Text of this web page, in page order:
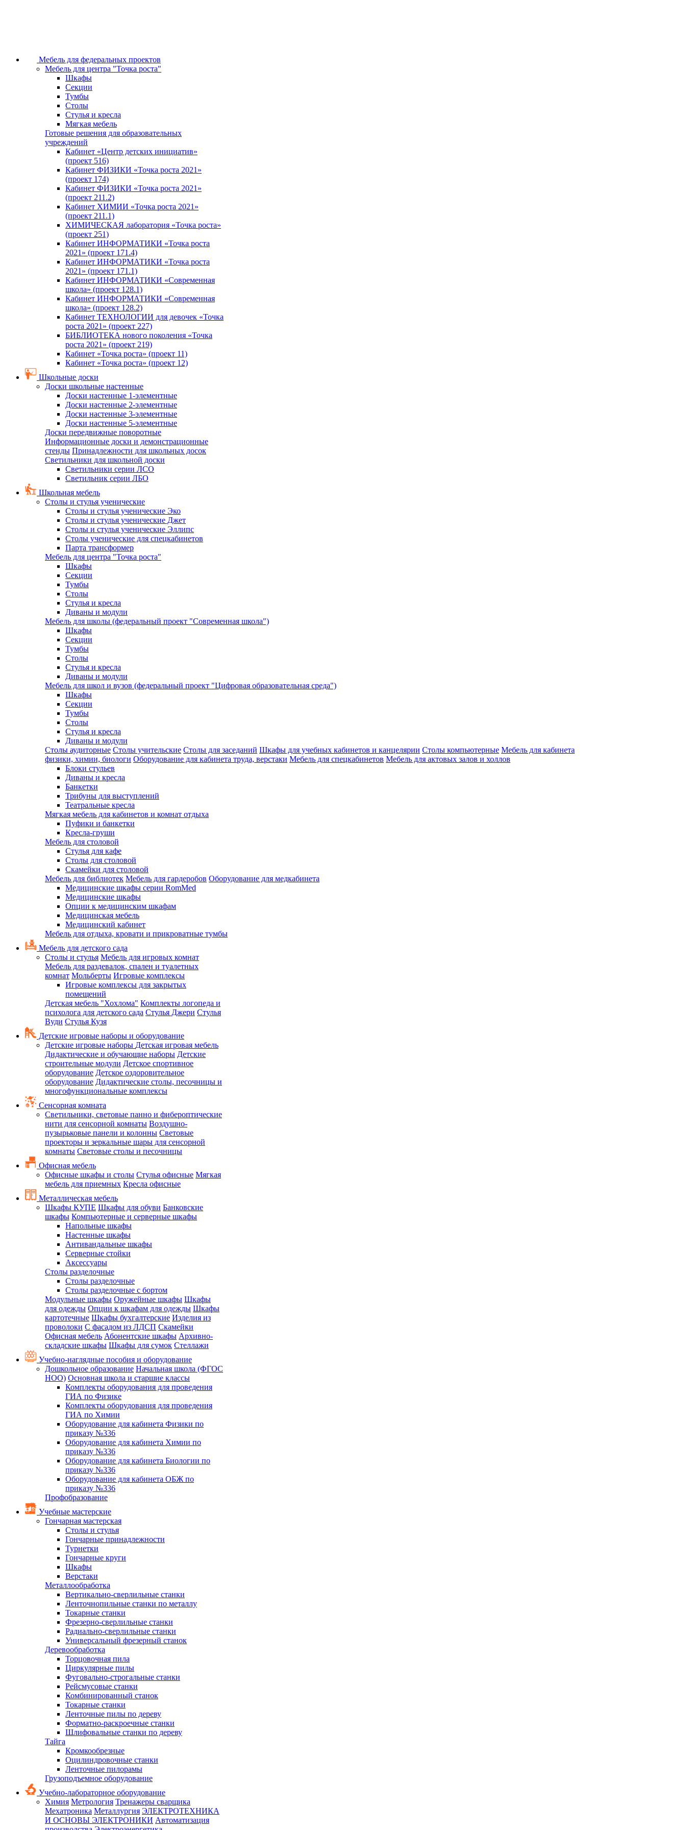
Мебель для федеральных проектов
Мебель для центра "Точка роста"
Шкафы
Секции
Тумбы
Столы
Стулья и кресла
Мягкая мебель
Готовые решения для образовательных
учреждений
Кабинет «Центр детских инициатив»
(проект 516)
Кабинет ФИЗИКИ «Точка роста 2021»
(проект 174)
Кабинет ФИЗИКИ «Точка роста 2021»
(проект 211.2)
Кабинет ХИМИИ «Точка роста 2021»
(проект 211.1)
ХИМИЧЕСКАЯ лаборатория «Точка роста»
(проект 251)
Кабинет ИНФОРМАТИКИ «Точка роста
2021» (проект 171.4)
Кабинет ИНФОРМАТИКИ «Точка роста
2021» (проект 171.1)
Кабинет ИНФОРМАТИКИ «Современная
школа» (проект 128.1)
Кабинет ИНФОРМАТИКИ «Современная
школа» (проект 128.2)
Кабинет ТЕХНОЛОГИИ для девочек «Точка
роста 2021» (проект 227)
БИБЛИОТЕКА нового поколения «Точка
роста 2021» (проект 219)
Кабинет «Точка роста» (проект 11)
Кабинет «Точка роста» (проект 12)
Школьные доски
Доски школьные настенные
Доски настенные 1-элементные
Доски настенные 2-элементные
Доски настенные 3-элементные
Доски настенные 5-элементные
Доски передвижные поворотные
Информационные доски и демонстрационные
стенды Принадлежности для школьных досок
Светильники для школьной доски
Светильники серии ЛСО
Светильник серии ЛБО
Школьная мебель
Столы и стулья ученические
Столы и стулья ученические Эко
Столы и стулья ученические Джет
Столы и стулья ученические Эллипс
Столы ученические для спецкабинетов
Парта трансформер
Мебель для центра "Точка роста"
Шкафы
Секции
Тумбы
Столы
Стулья и кресла
Диваны и модули
Мебель для школы (федеральный проект "Современная школа")
Шкафы
Секции
Тумбы
Столы
Стулья и кресла
Диваны и модули
Мебель для школ и вузов (федеральный проект "Цифровая образовательная среда")
Шкафы
Секции
Тумбы
Столы
Стулья и кресла
Диваны и модули
Столы аудиторные Столы учительские Столы для заседаний Шкафы для учебных кабинетов и канцелярии Столы компьютерные Мебель для кабинета
физики, химии, биологи Оборудование для кабинета труда, верстаки Мебель для спецкабинетов Мебель для актовых залов и холлов
Блоки стульев
Диваны и кресла
Банкетки
Трибуны для выступлений
Театральные кресла
Мягкая мебель для кабинетов и комнат отдыха
Пуфики и банкетки
Кресла-груши
Мебель для столовой
Cтулья для кафе
Cтолы для столовой
Скамейки для столовой
Мебель для библиотек Мебель для гардеробов Оборудование для медкабинета
Медицинские шкафы серии RomMed
Медицинские шкафы
Опции к медицинским шкафам
Медицинская мебель
Медицинский кабинет
Мебель для отдыха, кровати и прикроватные тумбы
Мебель для детского сада
Столы и стулья Мебель для игровых комнат
Мебель для раздевалок, спален и туалетных
комнат Мольберты Игровые комплексы
Игровые комплексы для закрытых
помещений
Детская мебель "Хохлома" Комплекты логопеда и
психолога для детского сада Стулья Джери Стулья
Вуди Стулья Кузя
Детские игровые наборы и оборудование
Детские игровые наборы Детская игровая мебель
Дидактические и обучающие наборы Детские
строительные модули Детское спортивное
оборудование Детское оздоровительное
оборудование Дидактические столы, песочницы и
многофункциональные комплексы
Сенсорная комната
Светильники, световые панно и фибероптические
нити для сенсорной комнаты Воздушно-
пузырьковые панели и колонны Световые
проекторы и зеркальные шары для сенсорной
комнаты Световые столы и песочницы
Офисная мебель
Офисные шкафы и столы Стулья офисные Мягкая
мебель для приемных Кресла офисные
Металлическая мебель
Шкафы КУПЕ Шкафы для обуви Банковские
шкафы Компьютерные и серверные шкафы
Напольные шкафы
Настенные шкафы
Антивандальные шкафы
Серверные стойки
Аксессуары
Столы разделочные
Столы разделочные
Столы разделочные с бортом
Модульные шкафы Оружейные шкафы Шкафы
для одежды Опции к шкафам для одежды Шкафы
картотечные Шкафы бухгалтерские Изделия из
проволоки С фасадом из ЛДСП Скамейки
Офисная мебель Абонентские шкафы Архивно-
складские шкафы Шкафы для сумок Стеллажи
Учебно-наглядные пособия и оборудование
Дошкольное образование Начальная школа (ФГОС
НОО) Основная школа и старшие классы
Комплекты оборудования для проведения
ГИА по Физике
Комплекты оборудования для проведения
ГИА по Химии
Оборудование для кабинета Физики по
приказу №336
Оборудование для кабинета Химии по
приказу №336
Оборудование для кабинета Биологии по
приказу №336
Оборудование для кабинета ОБЖ по
приказу №336
Профобразование
Учебные мастерские
Гончарная мастерская
Столы и стулья
Гончарные принадлежности
Турнетки
Гончарные круги
Шкафы
Верстаки
Металлообработка
Вертикально-сверлильные станки
Ленточнопильные станки по металлу
Токарные станки
Фрезерно-сверлильные станки
Радиально-сверлильные станки
Универсальный фрезерный станок
Деревообработка
Торцовочная пила
Циркулярные пилы
Фуговально-строгальные станки
Рейсмусовые станки
Комбинированный станок
Токарные станки
Ленточные пилы по дереву
Форматно-раскроечные станки
Шлифовальные станки по дереву
Тайга
Кромкообрезные
Оцилиндровочные станки
Ленточные пилорамы
Грузоподъемное оборудование
Учебно-лабораторное оборудование
Химия Метрология Тренажеры сварщика
Мехатроника Металлургия ЭЛЕКТРОТЕХНИКА
И ОСНОВЫ ЭЛЕКТРОНИКИ Автоматизация